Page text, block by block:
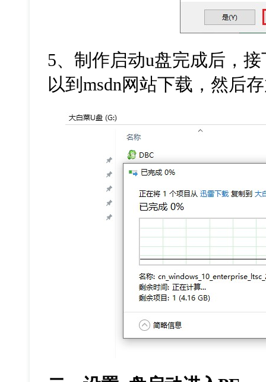
5、制作启动u盘完成后，
以到msdn网站下载，然后